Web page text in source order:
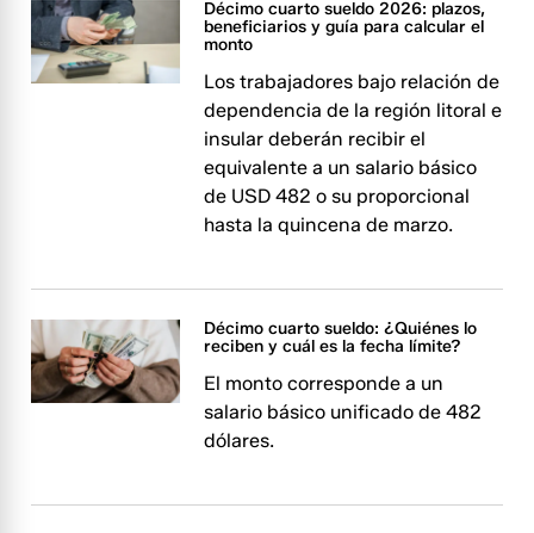
Décimo cuarto sueldo 2026: plazos,
beneficiarios y guía para calcular el
monto
Los trabajadores bajo relación de
dependencia de la región litoral e
insular deberán recibir el
equivalente a un salario básico
de USD 482 o su proporcional
hasta la quincena de marzo.
Décimo cuarto sueldo: ¿Quiénes lo
reciben y cuál es la fecha límite?
El monto corresponde a un
salario básico unificado de 482
dólares.